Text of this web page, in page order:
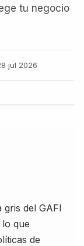
tu negocio
jul 2026
gris del GAFI
que
de